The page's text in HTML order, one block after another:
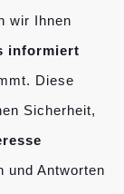
wir Ihnen
informiert
Diese
Sicherheit,
und Antworten